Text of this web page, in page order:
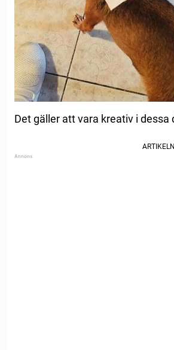
Det gäller att vara kreativ i dessa